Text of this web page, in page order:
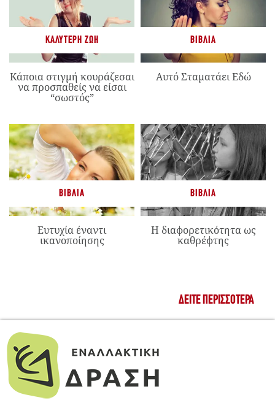
ΚΑΛΎΤΕΡΗ ΖΩΉ
Κάποια στιγμή κουράζεσαι
να προσπαθείς να είσαι
“σωστός”
ΒΙΒΛΊΑ
Αυτό Σταματάει Εδώ
ΒΙΒΛΊΑ
Ευτυχία έναντι
ικανοποίησης
ΒΙΒΛΊΑ
Η διαφορετικότητα ως
καθρέφτης
ΔΕΊΤΕ ΠΕΡΙΣΣΌΤΕΡΑ